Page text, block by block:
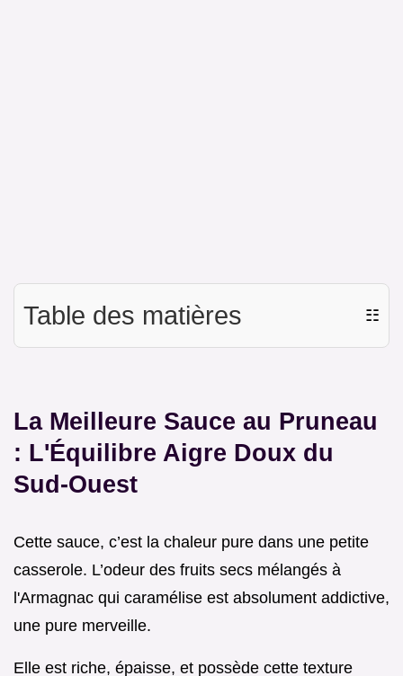
Table des matières ☷
La Meilleure Sauce au Pruneau
: L'Équilibre Aigre Doux du
Sud-Ouest
Cette sauce, c’est la chaleur pure dans une petite
casserole. L’odeur des fruits secs mélangés à
l'Armagnac qui caramélise est absolument addictive,
une pure merveille.
Elle est riche, épaisse, et possède cette texture